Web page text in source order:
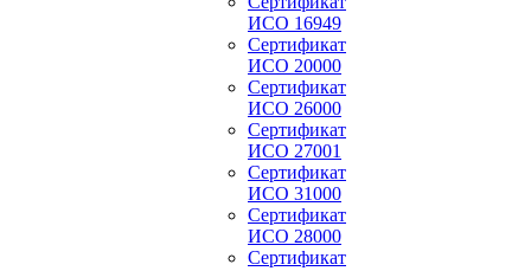
ИСО 16949
Сертификат
ИСО 20000
Сертификат
ИСО 26000
Сертификат
ИСО 27001
Сертификат
ИСО 31000
Сертификат
ИСО 28000
Сертификат